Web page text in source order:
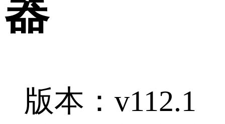
器
版本：v112.1